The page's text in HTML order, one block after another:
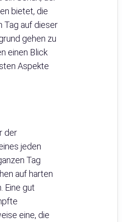
bietet, die
Tag auf dieser
gehen zu
einen Blick
Aspekte
der
jeden
Tag
auf harten
Eine gut
eine, die